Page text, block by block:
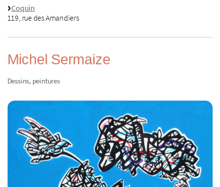
Coquin
119, rue des Amandiers
Michel Sermaize
Dessins, peintures